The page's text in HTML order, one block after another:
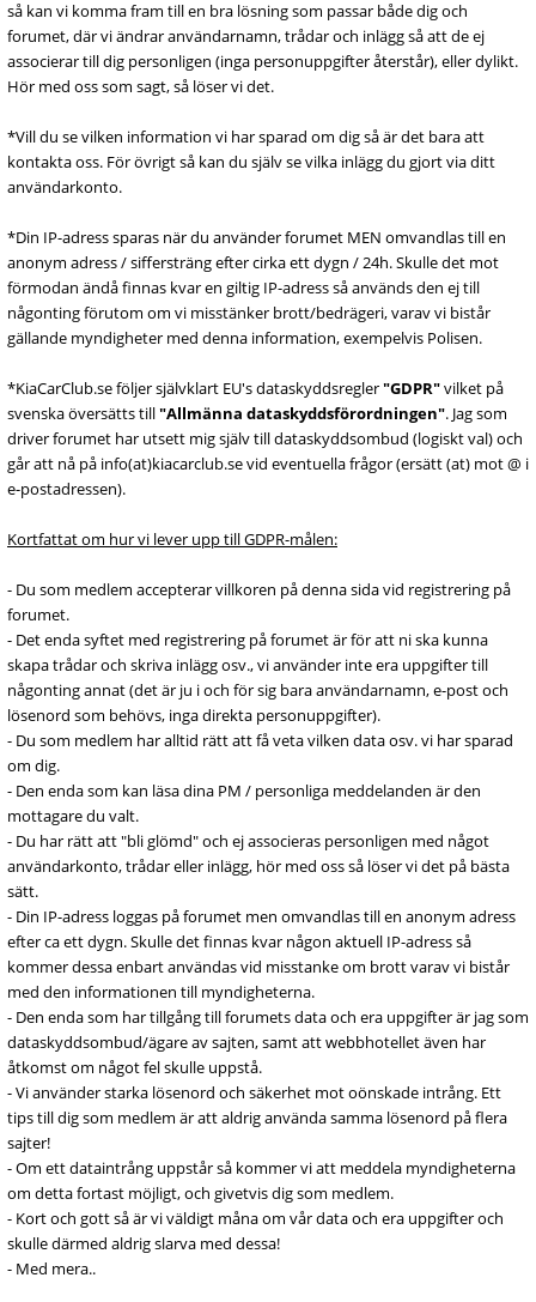
så kan vi komma fram till en bra lösning som passar både dig och
forumet, där vi ändrar användarnamn, trådar och inlägg så att de ej
associerar till dig personligen (inga personuppgifter återstår), eller dylikt.
Hör med oss som sagt, så löser vi det.
*Vill du se vilken information vi har sparad om dig så är det bara att
kontakta oss. För övrigt så kan du själv se vilka inlägg du gjort via ditt
användarkonto.
*Din IP-adress sparas när du använder forumet MEN omvandlas till en
anonym adress / siffersträng efter cirka ett dygn / 24h. Skulle det mot
förmodan ändå finnas kvar en giltig IP-adress så används den ej till
någonting förutom om vi misstänker brott/bedrägeri, varav vi bistår
gällande myndigheter med denna information, exempelvis Polisen.
*KiaCarClub.se följer självklart EU's dataskyddsregler"GDPR"vilket på
svenska översätts till"Allmänna dataskyddsförordningen". Jag som
driver forumet har utsett mig själv till dataskyddsombud (logiskt val) och
går att nå på info(at)kiacarclub.se vid eventuella frågor (ersätt (at) mot @ i
e-postadressen).
Kortfattat om hur vi lever upp till GDPR-målen:
- Du som medlem accepterar villkoren på denna sida vid registrering på
forumet.
- Det enda syftet med registrering på forumet är för att ni ska kunna
skapa trådar och skriva inlägg osv., vi använder inte era uppgifter till
någonting annat (det är ju i och för sig bara användarnamn, e-post och
lösenord som behövs, inga direkta personuppgifter).
- Du som medlem har alltid rätt att få veta vilken data osv. vi har sparad
om dig.
- Den enda som kan läsa dina PM / personliga meddelanden är den
mottagare du valt.
- Du har rätt att "bli glömd" och ej associeras personligen med något
användarkonto, trådar eller inlägg, hör med oss så löser vi det på bästa
sätt.
- Din IP-adress loggas på forumet men omvandlas till en anonym adress
efter ca ett dygn. Skulle det finnas kvar någon aktuell IP-adress så
kommer dessa enbart användas vid misstanke om brott varav vi bistår
med den informationen till myndigheterna.
- Den enda som har tillgång till forumets data och era uppgifter är jag som
dataskyddsombud/ägare av sajten, samt att webbhotellet även har
åtkomst om något fel skulle uppstå.
- Vi använder starka lösenord och säkerhet mot oönskade intrång. Ett
tips till dig som medlem är att aldrig använda samma lösenord på flera
sajter!
- Om ett dataintrång uppstår så kommer vi att meddela myndigheterna
om detta fortast möjligt, och givetvis dig som medlem.
- Kort och gott så är vi väldigt måna om vår data och era uppgifter och
skulle därmed aldrig slarva med dessa!
- Med mera..